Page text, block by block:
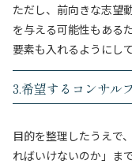
ただし、前向きな志望
を与える可能性もある
要素も入れるようにし
3.希望するコンサル
目的を整理したうえで
ればいけないのか」ま